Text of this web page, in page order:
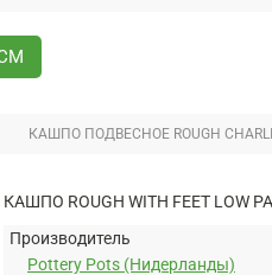
КАШПО ПОДВЕСНОЕ ROUGH
КАШПО ROUGH WITH FEET LOW
Производитель
Pottery Pots (Нидерланды)